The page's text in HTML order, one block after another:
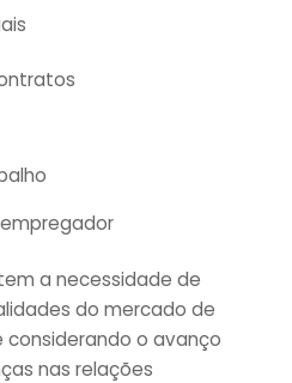
a necessidade de
do mercado de
o avanço
nas relações